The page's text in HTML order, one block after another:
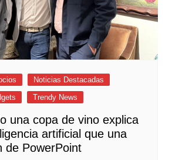
Noticias Destacadas
Trendy News
una copa de vino explica
artificial que una
de PowerPoint